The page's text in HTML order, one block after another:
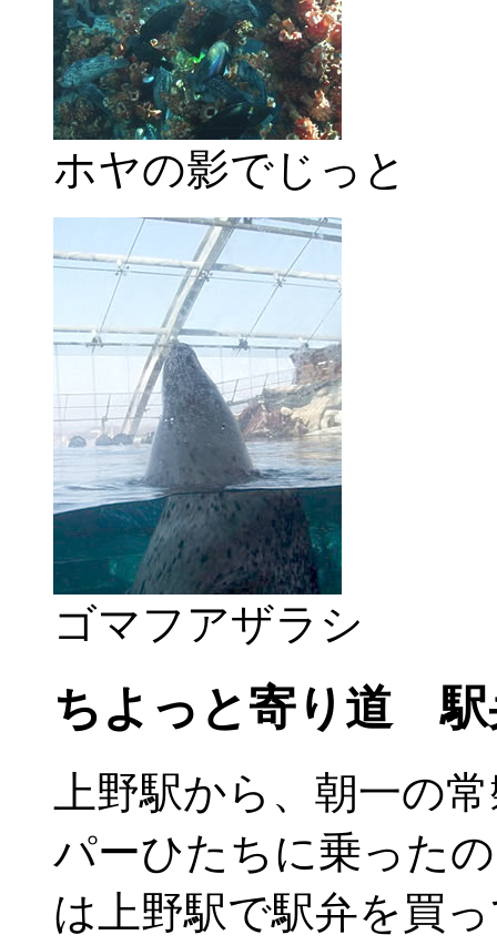
ホヤの影でじっと
ゴマフアザラシ
ちよっと寄り道 駅
上野駅から、朝一の
パーひたちに乗った
は上野駅で駅弁を買